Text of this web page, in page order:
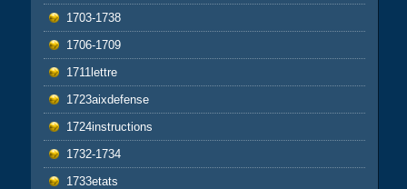
1703-1738
1706-1709
1711lettre
1723aixdefense
1724instructions
1732-1734
1733etats